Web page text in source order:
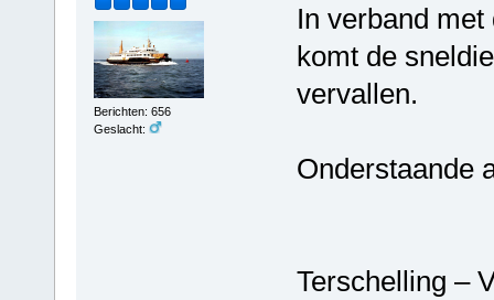
Berichten: 656
Geslacht:
In verband
komt de
vervallen.
Onderstaande
Terschelling